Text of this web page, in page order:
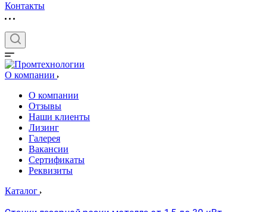
Контакты
О компании
О компании
Отзывы
Наши клиенты
Лизинг
Галерея
Вакансии
Сертификаты
Реквизиты
Каталог